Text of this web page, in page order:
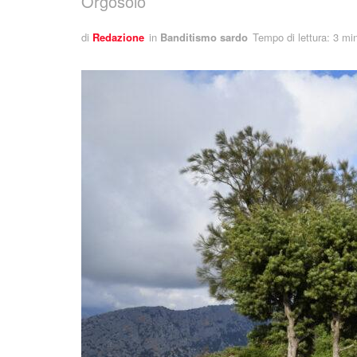
di Redazione in Banditismo sardo Tempo di lettura: 3